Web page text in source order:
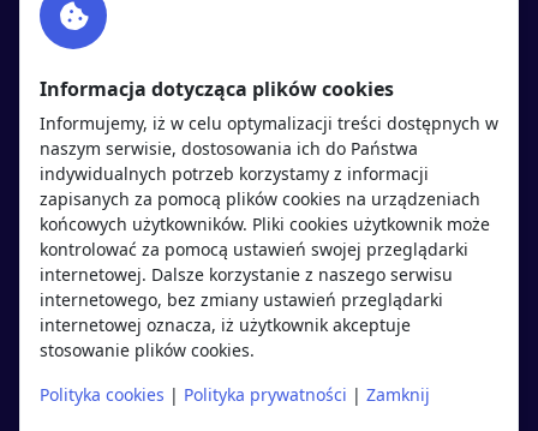
Twitter
Polityka cookies
Polityka prywatności
Kandydaci
Regulamin kandydata
Oferty pracy
Pracodawcy
Opinie o pracodawcach
Pracodawcy
Regulamin pracodawcy
Dodaj ogłoszenie
Informacja dotycząca plików cookies
Informujemy, iż w celu optymalizacji treści dostępnych w
naszym serwisie, dostosowania ich do Państwa
indywidualnych potrzeb korzystamy z informacji
zapisanych za pomocą plików cookies na urządzeniach
końcowych użytkowników. Pliki cookies użytkownik może
kontrolować za pomocą ustawień swojej przeglądarki
internetowej. Dalsze korzystanie z naszego serwisu
internetowego, bez zmiany ustawień przeglądarki
internetowej oznacza, iż użytkownik akceptuje
stosowanie plików cookies.
Polityka cookies | Polityka prywatności | Zamknij